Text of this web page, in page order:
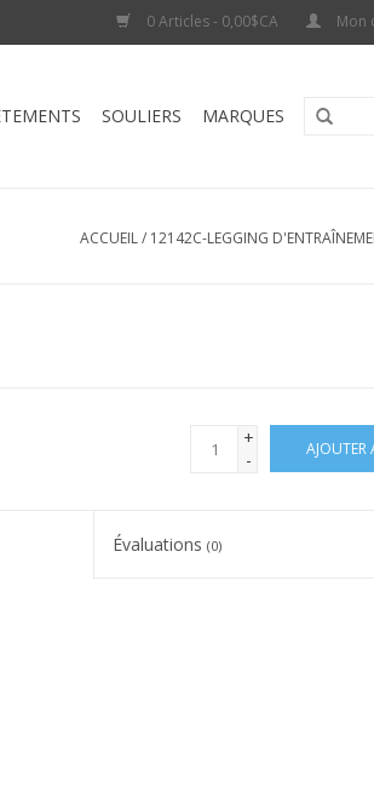
0 Articles - 0,00$CA Mon
SOULIERS MARQUES
ACCUEIL/ 12142C-LEGGING
+
-
AJOUTER
Évaluations(0)